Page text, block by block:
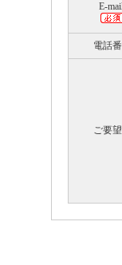
E-
電話
ご要